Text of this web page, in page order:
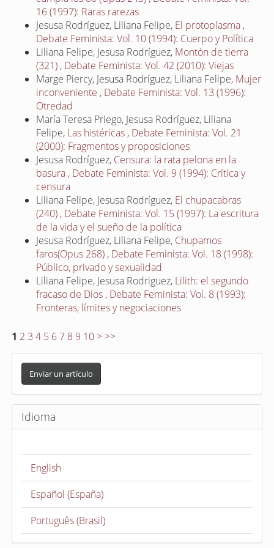
16 (1997): Raras rarezas
Jesusa Rodríguez, Liliana Felipe, El protoplasma ,
Debate Feminista: Vol. 10 (1994): Cuerpo y Política
Liliana Felipe, Jesusa Rodríguez, Montón de tierra
(321) , Debate Feminista: Vol. 42 (2010): Viejas
Marge Piercy, Jesusa Rodríguez, Liliana Felipe, Mujer
inconveniente , Debate Feminista: Vol. 13 (1996):
Otredad
María Teresa Priego, Jesusa Rodríguez, Liliana
Felipe, Las histéricas , Debate Feminista: Vol. 21
(2000): Fragmentos y proposiciones
Jesusa Rodríguez, Censura: la rata pelona en la
basura , Debate Feminista: Vol. 9 (1994): Crítica y
censura
Liliana Felipe, Jesusa Rodríguez, El chupacabras
(240) , Debate Feminista: Vol. 15 (1997): La escritura
de la vida y el sueño de la política
Jesusa Rodríguez, Liliana Felipe, Chupamos
faros(Opus 268) , Debate Feminista: Vol. 18 (1998):
Público, privado y sexualidad
Liliana Felipe, Jesusa Rodriguez, Lilith: el segundo
fracaso de Dios , Debate Feminista: Vol. 8 (1993):
Fronteras, límites y negociaciones
1 2 3 4 5 6 7 8 9 10 > >>
E
v
i
a
Enviar un artículo
Idioma
English
Español (España)
Português (Brasil)